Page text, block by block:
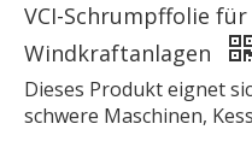
VCI-Schrumpffolie für
Windkraftanlagen
Dieses Produkt eignet
schwere Maschinen,